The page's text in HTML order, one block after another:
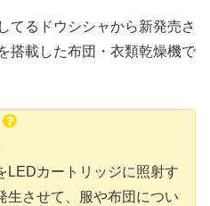
てるドウシシャから新発売さ
搭載した布団・衣類乾燥機で
カートリッジに照射す
生させて、服や布団につい